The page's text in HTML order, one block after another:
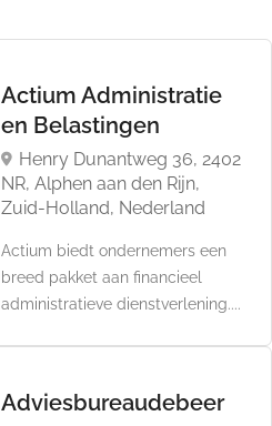
Actium Administratie
en Belastingen
Henry Dunantweg 36, 2402
NR, Alphen aan den Rijn,
Zuid-Holland, Nederland
Actium biedt ondernemers een
breed pakket aan financieel
administratieve dienstverlening....
Adviesbureaudebeer